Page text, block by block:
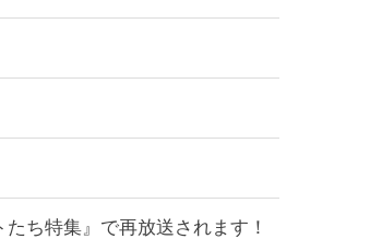
ち特集』で再放送されます！